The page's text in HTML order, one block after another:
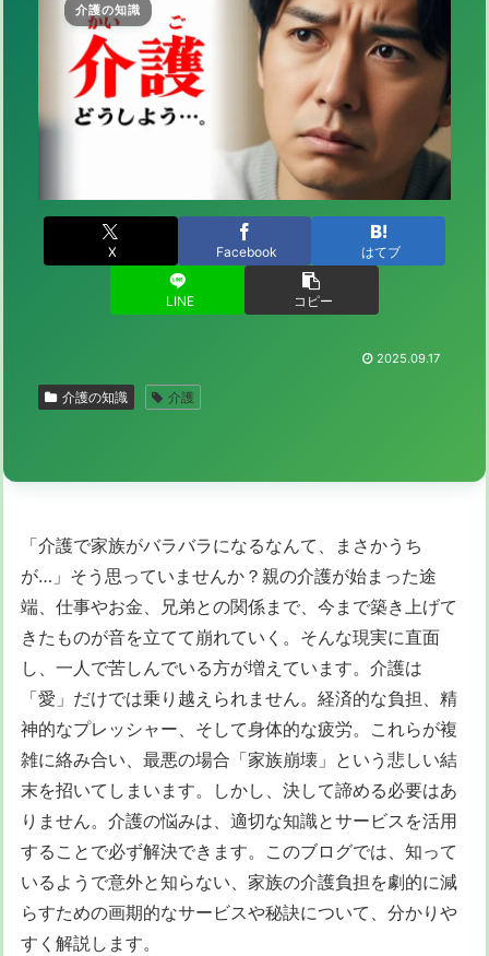
介護の知識
X Facebook はてブ
LINE コピー
2025.09.17
介護の知識 介護
「介護で家族がバラバラになるなんて、まさかうち
が…」そう思っていませんか？親の介護が始まった途
端、仕事やお金、兄弟との関係まで、今まで築き上げて
きたものが音を立てて崩れていく。そんな現実に直面
し、一人で苦しんでいる方が増えています。介護は
「愛」だけでは乗り越えられません。経済的な負担、精
神的なプレッシャー、そして身体的な疲労。これらが複
雑に絡み合い、最悪の場合「家族崩壊」という悲しい結
末を招いてしまいます。しかし、決して諦める必要はあ
りません。介護の悩みは、適切な知識とサービスを活用
することで必ず解決できます。このブログでは、知って
いるようで意外と知らない、家族の介護負担を劇的に減
らすための画期的なサービスや秘訣について、分かりや
すく解説します。